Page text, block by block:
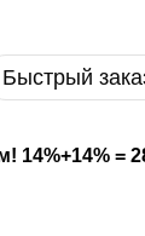
Быстрый
14%+14% =